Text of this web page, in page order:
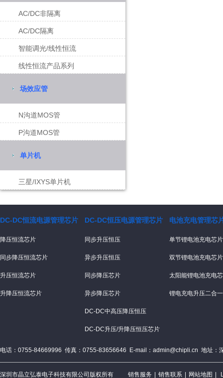
AC/DC非隔离
AC/DC隔离
智能调光/线性恒流
线性恒流产品系列
场效应管
N沟道MOS管
P沟道MOS管
单片机
三星/IXYS单片机
DC-DC恒流电源管理芯片
降压恒流芯片
同步降压恒流芯片
升压恒流芯片
升降压恒流芯片
DC-DC恒压电源管理芯片
同步升压恒压
异步升压恒压
同步降压芯片
异步降压芯片
DC-DC中高压降压恒压
DC-DC升压/升降压恒压芯片
电池充电管理芯
单节锂电池充电芯片
双节锂电池充电芯片
太阳能锂电池充电
锂电充电升压二合
电话：0755-84669996 传真：0755-83656646 E-mail：admin@chipli.cn 地址：
深圳市晶立弘泰电子科技有限公司版权所有 销售服务 销售联系 网站地图